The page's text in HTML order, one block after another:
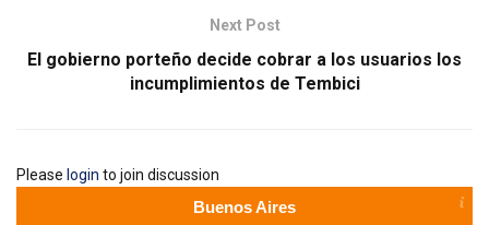
Next Post
El gobierno porteño decide cobrar a los usuarios los
incumplimientos de Tembici
Please login to join discussion
Buenos Aires